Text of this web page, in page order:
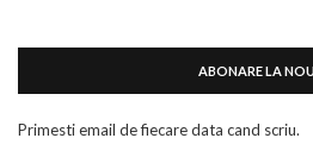
ABONARE LA
Primesti email de fiecare data cand scriu.